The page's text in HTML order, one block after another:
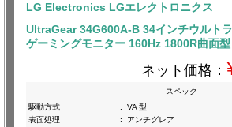
LG Electronics LGエレクトロニクス
UltraGear 34G600A-B 34インチウルト
ゲーミングモニター 160Hz 1800R曲面
ネット価格：
スペック
駆動方式
:
VA 型
表面処理
:
アンチグレア